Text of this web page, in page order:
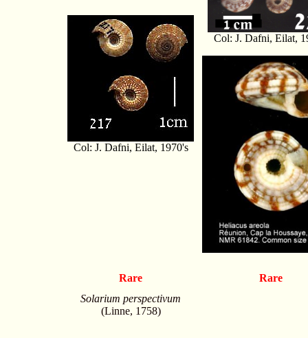
Col: J. Dafni, Eilat, 1970's
Col: J. Dafni, Eilat,
Rare
Rare
Solarium perspectivum
(Linne, 1758)